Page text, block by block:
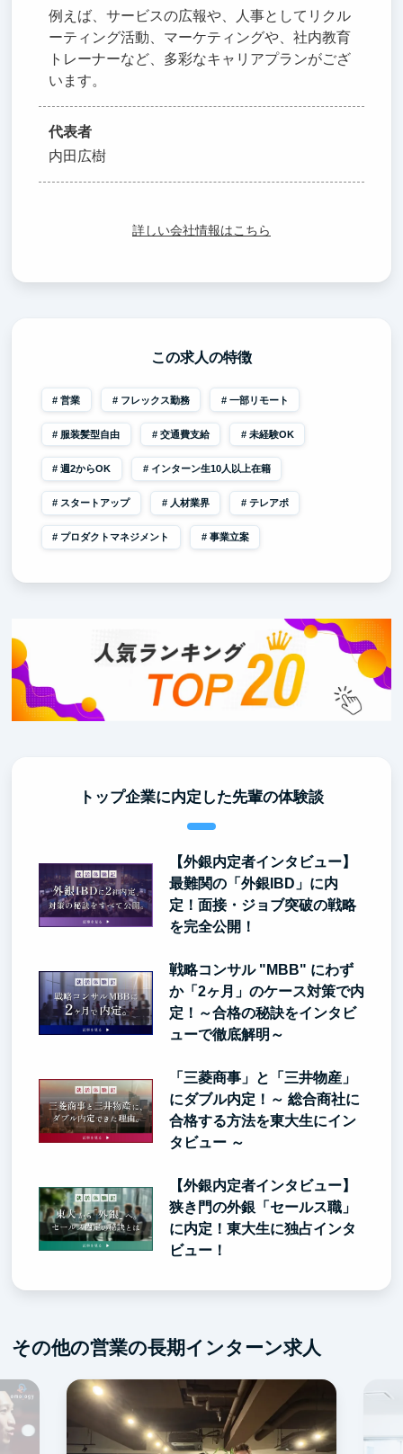
例えば、サービスの広報や、人事としてリクル
ーティング活動、マーケティングや、社内教育
トレーナーなど、多彩なキャリアプランがござ
います。
代表者
内田広樹
詳しい会社情報はこちら
この求人の特徴
営業 フレックス勤務 一部リモート
服装髪型自由 交通費支給 未経験OK
週2からOK インターン生10人以上在籍
スタートアップ 人材業界 テレアポ
プロダクトマネジメント 事業立案
トップ企業に内定した先輩の体験談
【外銀内定者インタビュー】
最難関の「外銀IBD」に内
定！面接・ジョブ突破の戦略
を完全公開！
戦略コンサル "MBB" にわず
か「2ヶ月」のケース対策で内
定！～合格の秘訣をインタビ
ューで徹底解明～
「三菱商事」と「三井物産」
にダブル内定！～ 総合商社に
合格する方法を東大生にイン
タビュー ～
【外銀内定者インタビュー】
狭き門の外銀「セールス職」
に内定！東大生に独占インタ
ビュー！
その他の営業の長期インターン求人